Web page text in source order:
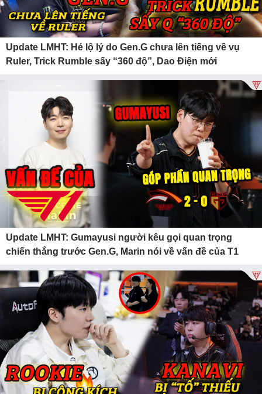
Update LMHT: Hé lộ lý do Gen.G chưa lên tiếng về vụ
Ruler, Trick Rumble sấy “360 độ”, Dao Điện mới
Update LMHT: Gumayusi người kêu gọi quan trọng
chiến thắng trước Gen.G, Marin nói về vấn đề của T1